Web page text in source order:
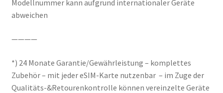
Modellnummer kann aufgrund internationaler Geräte
abweichen
————
*) 24 Monate Garantie/Gewährleistung – komplettes
Zubehör – mit jeder eSIM-Karte nutzenbar – im Zuge der
Qualitäts-&Retourenkontrolle können vereinzelte Geräte